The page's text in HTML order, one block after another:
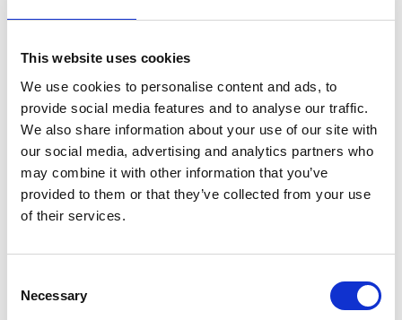
This website uses cookies
We use cookies to personalise content and ads, to
provide social media features and to analyse our traffic.
We also share information about your use of our site with
our social media, advertising and analytics partners who
may combine it with other information that you’ve
provided to them or that they’ve collected from your use
of their services.
Selection
Necessary
przygotowaniem pełnego pliku i wysyłały kilka
mniejszych plików dla jednego okresu
rozliczeniowego, które w sumie tworzyły całość
deklaracji. Przyjęta logika Ministerstwa brała
pod uwagę jedynie ostatni przesłany raport.
Obecnie wraz z wejściem w życie nowej
Ministerstwo funkcjonalność odbioru korekty
JPK VAT. Dzięki temu odbiorca raportu będzie
mieć możliwość odróżnienia pierwotnej wersji